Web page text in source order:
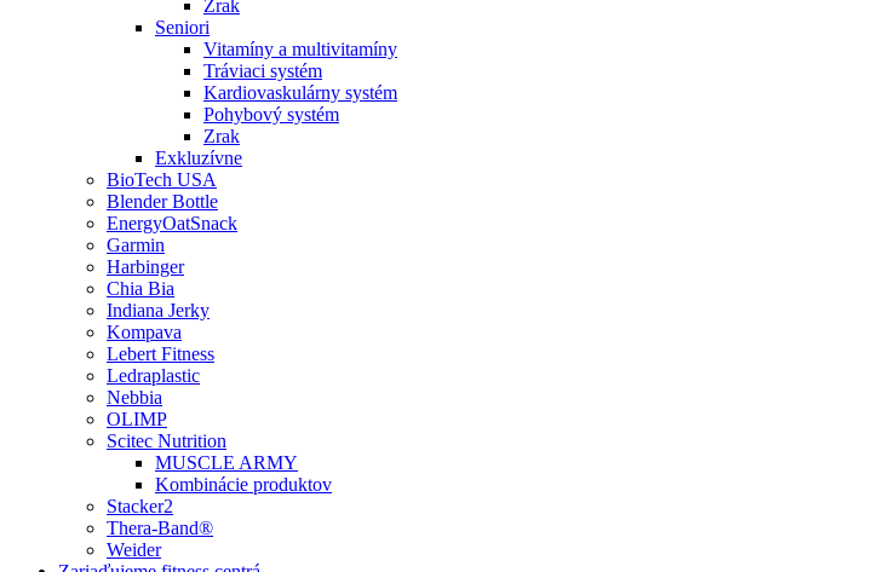
Zrak
Seniori
Vitamíny a multivitamíny
Tráviaci systém
Kardiovaskulárny systém
Pohybový systém
Zrak
Exkluzívne
BioTech USA
Blender Bottle
EnergyOatSnack
Garmin
Harbinger
Chia Bia
Indiana Jerky
Kompava
Lebert Fitness
Ledraplastic
Nebbia
OLIMP
Scitec Nutrition
MUSCLE ARMY
Kombinácie produktov
Stacker2
Thera-Band®
Weider